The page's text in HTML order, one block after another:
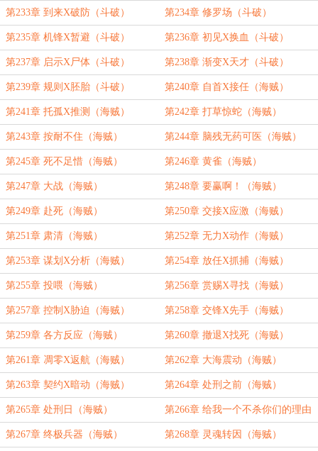
第233章 到来X破防（斗破） 第234章 修罗场（斗破）
第235章 机锋X暂避（斗破） 第236章 初见X换血（斗破）
第237章 启示X尸体（斗破） 第238章 渐变X天才（斗破）
第239章 规则X胚胎（斗破） 第240章 自首X接任（海贼）
第241章 托孤X推测（海贼） 第242章 打草惊蛇（海贼）
第243章 按耐不住（海贼） 第244章 脑残无药可医（海贼）
第245章 死不足惜（海贼） 第246章 黄雀（海贼）
第247章 大战（海贼） 第248章 要赢啊！（海贼）
第249章 赴死（海贼） 第250章 交接X应激（海贼）
第251章 肃清（海贼） 第252章 无力X动作（海贼）
第253章 谋划X分析（海贼） 第254章 放任X抓捕（海贼）
第255章 投喂（海贼） 第256章 赏赐X寻找（海贼）
第257章 控制X胁迫（海贼） 第258章 交锋X先手（海贼）
第259章 各方反应（海贼） 第260章 撤退X找死（海贼）
第261章 凋零X返航（海贼） 第262章 大海震动（海贼）
第263章 契约X暗动（海贼） 第264章 处刑之前（海贼）
第265章 处刑日（海贼） 第266章 给我一个不杀你们的理由
（海贼）
第267章 终极兵器（海贼） 第268章 灵魂转因（海贼）